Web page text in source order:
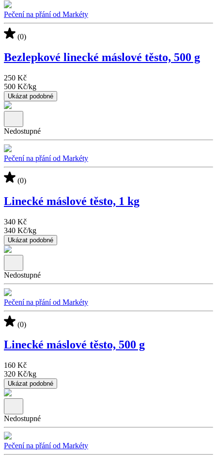
Pečení na přání od Markéty
(0)
Bezlepkové linecké máslové těsto, 500 g
250 Kč
500 Kč/kg
Ukázat podobné
Nedostupné
Pečení na přání od Markéty
(0)
Linecké máslové těsto, 1 kg
340 Kč
340 Kč/kg
Ukázat podobné
Nedostupné
Pečení na přání od Markéty
(0)
Linecké máslové těsto, 500 g
160 Kč
320 Kč/kg
Ukázat podobné
Nedostupné
Pečení na přání od Markéty